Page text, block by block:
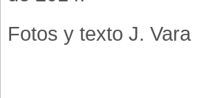
Fotos y texto J. Vara